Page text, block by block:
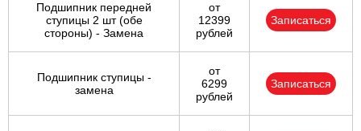
Подшипник передней
ступицы 2 шт (обе
стороны) - Замена
от
12399
рублей
Записаться
Подшипник ступицы -
замена
от
6299
рублей
Записаться